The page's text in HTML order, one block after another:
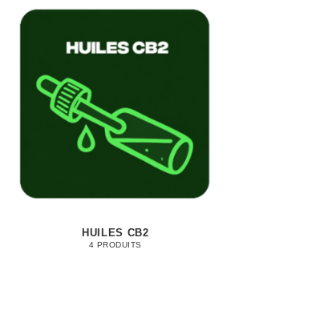
HUILES CB2
4 PRODUITS